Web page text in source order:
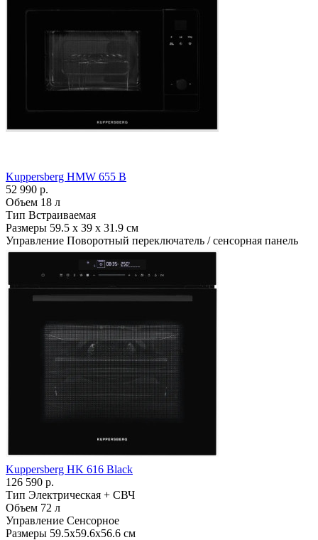
Kuppersberg HMW 655 B
52 990 р.
Объем 18 л
Тип Встраиваемая
Размеры 59.5 х 39 х 31.9 см
Управление Поворотный переключатель / сенсорная панель
Kuppersberg HK 616 Black
126 590 р.
Тип Электрическая + СВЧ
Объем 72 л
Управление Сенсорное
Размеры 59.5х59.6х56.6 см